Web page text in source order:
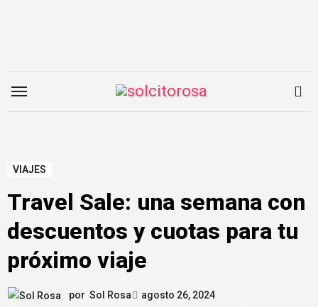
VIAJES
Travel Sale: una semana con
descuentos y cuotas para tu
próximo viaje
por Sol Rosa
agosto 26, 2024